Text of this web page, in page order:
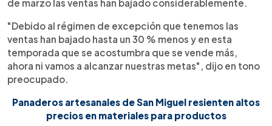
de marzo las ventas han bajado considerablemente.
"Debido al régimen de excepción que tenemos las
ventas han bajado hasta un 30 % menos y en esta
temporada que se acostumbra que se vende más,
ahora ni vamos a alcanzar nuestras metas", dijo en tono
preocupado.
Panaderos artesanales de San Miguel resienten altos
precios en materiales para productos